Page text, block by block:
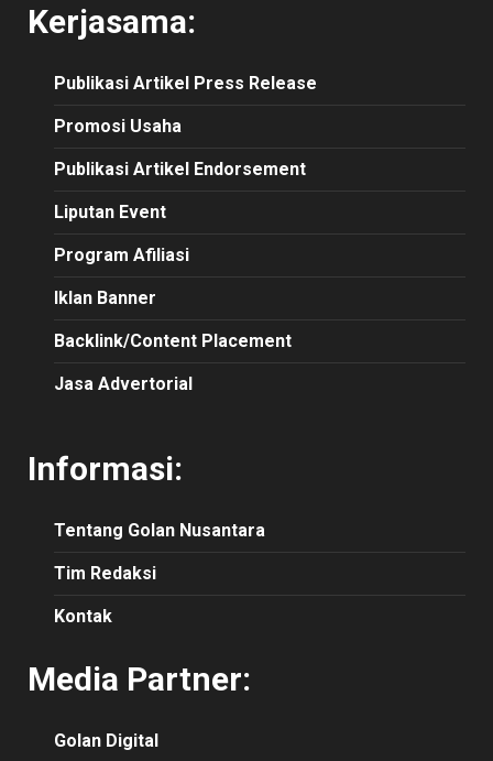
Kerjasama:
Publikasi Artikel Press Release
Promosi Usaha
Publikasi Artikel Endorsement
Liputan Event
Program Afiliasi
Iklan Banner
Backlink/Content Placement
Jasa Advertorial
Informasi:
Tentang Golan Nusantara
Tim Redaksi
Kontak
Media Partner:
Golan Digital